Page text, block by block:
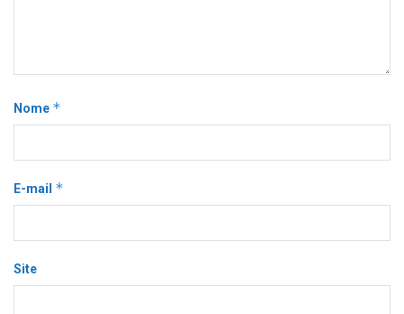
Nome *
E-mail *
Site